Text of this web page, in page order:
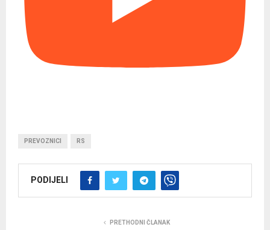
PREVOZNICI RS
PODIJELI
PRETHODNI ČLANAK